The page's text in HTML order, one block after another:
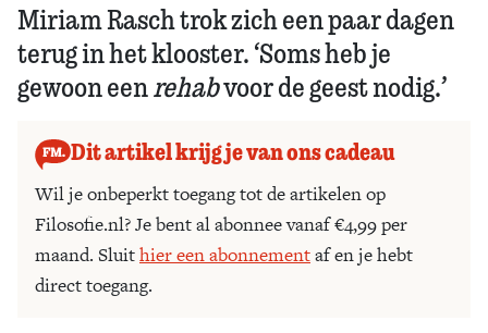
Miriam Rasch trok zich een paar dagen
terug in het klooster. ‘Soms heb je
gewoon eenrehabvoor de geest nodig.’
Dit artikel krijg je van ons cadeau
Wil je onbeperkt toegang tot de artikelen op
Filosofie.nl? Je bent al abonnee vanaf €4,99 per
maand. Sluithier een abonnementaf en je hebt
direct toegang.